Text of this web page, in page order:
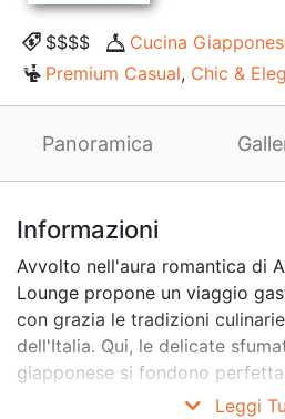
$$$$ Cucina
Premium Casual, Chic &
Panoramica
Informazioni
Avvolto nell'aura romantica di
Lounge propone un viaggio
con grazia le tradizioni
dell'Italia. Qui, le delicate
giapponese si fondono
vibranti sinonimo del Veneto.
Leggi